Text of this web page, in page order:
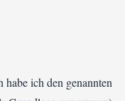
ich den genannten